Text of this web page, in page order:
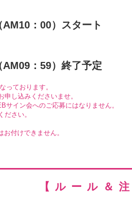
AM10：00）スタート
AM09：59）終了予定
っております。
し込みくださいませ。
サイン会へのご応募にはなりません。
さい。
付けできません。
【ルール＆